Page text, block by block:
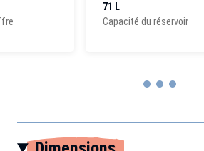
71 L
Capacité du réservoir